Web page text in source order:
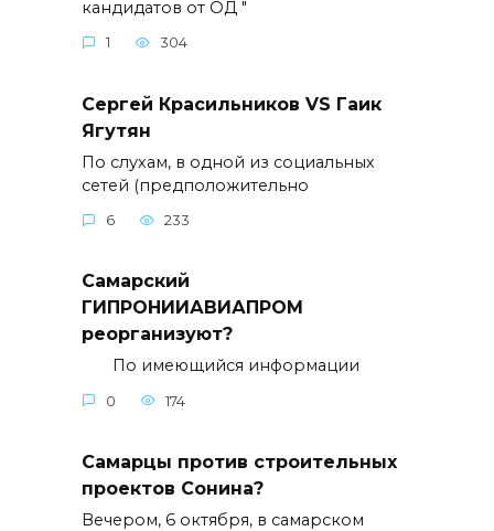
кандидатов от ОД "
1 304
Сергей Красильников VS Гаик
Ягутян
По слухам, в одной из социальных
сетей (предположительно
6 233
Самарский
ГИПРОНИИАВИАПРОМ
реорганизуют?
По имеющийся информации
0 174
Самарцы против строительных
проектов Сонина?
Вечером, 6 октября, в самарском